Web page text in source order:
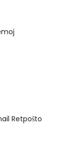
Retpoŝto